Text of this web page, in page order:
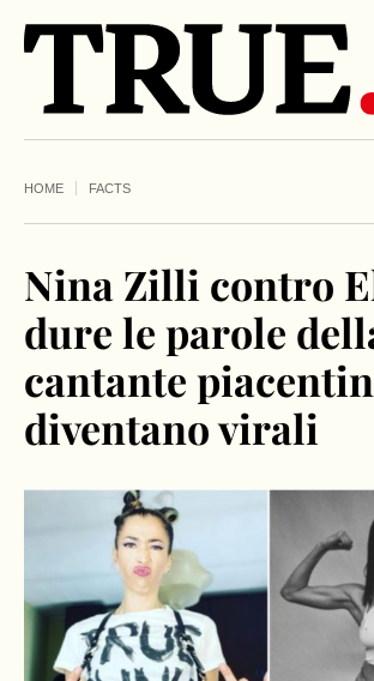
HOME FACTS
Nina Zilli contro
dure le parole
cantante
diventano virali